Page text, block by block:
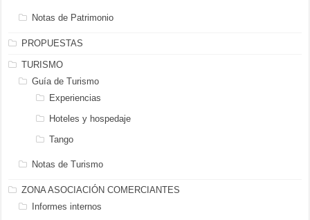
Notas de Patrimonio
PROPUESTAS
TURISMO
Guía de Turismo
Experiencias
Hoteles y hospedaje
Tango
Notas de Turismo
ZONA ASOCIACIÓN COMERCIANTES
Informes internos